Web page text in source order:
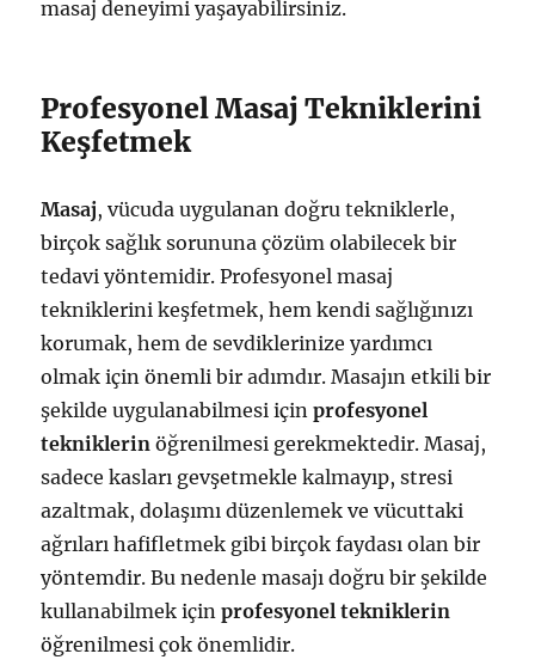
masaj deneyimi yaşayabilirsiniz.
Profesyonel Masaj Tekniklerini
Keşfetmek
Masaj, vücuda uygulanan doğru tekniklerle,
birçok sağlık sorununa çözüm olabilecek bir
tedavi yöntemidir. Profesyonel masaj
tekniklerini keşfetmek, hem kendi sağlığınızı
korumak, hem de sevdiklerinize yardımcı
olmak için önemli bir adımdır. Masajın etkili bir
şekilde uygulanabilmesi içinprofesyonel
tekniklerin öğrenilmesi gerekmektedir. Masaj,
sadece kasları gevşetmekle kalmayıp, stresi
azaltmak, dolaşımı düzenlemek ve vücuttaki
ağrıları hafifletmek gibi birçok faydası olan bir
yöntemdir. Bu nedenle masajı doğru bir şekilde
kullanabilmek içinprofesyonel tekniklerin
öğrenilmesi çok önemlidir.